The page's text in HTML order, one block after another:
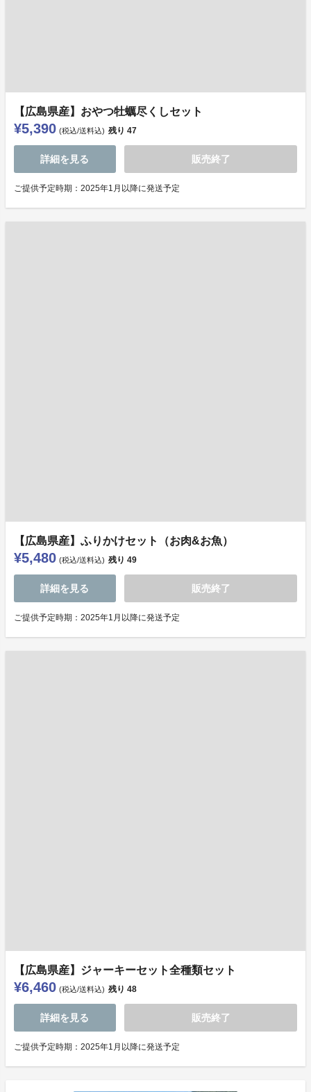
【広島県産】おやつ牡蠣尽くしセット
¥5,390 (税込/送料込) 残り 47
詳細を見る 販売終了
ご提供予定時期：2025年1月以降に発送予定
【広島県産】ふりかけセット（お肉&お魚）
¥5,480 (税込/送料込) 残り 49
詳細を見る 販売終了
ご提供予定時期：2025年1月以降に発送予定
【広島県産】ジャーキーセット全種類セット
¥6,460 (税込/送料込) 残り 48
詳細を見る 販売終了
ご提供予定時期：2025年1月以降に発送予定